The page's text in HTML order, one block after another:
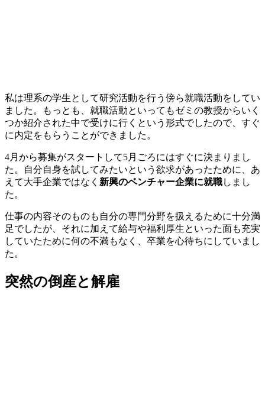
私は理系の学生として研究活動を行う傍ら就職活動をしてい
ました。もっとも、就職活動といってもゼミの教授からいく
つか紹介された中で受けに行くという形式でしたので、すぐ
に内定をもらうことができました。
4月から募集がスタートして5月ごろにはすぐに決まりまし
た。自分自身を試してみたいという欲求があったために、あ
えて大手企業ではなく 新興のベンチャー企業に就職しまし
た。
仕事の内容そのものも自分の専門分野を扱えるために十分満
足でしたが、それに加えて給与や福利厚生といった面も充実
していたために何の不満もなく、卒業を心待ちにしていまし
た。
突然の倒産と解雇